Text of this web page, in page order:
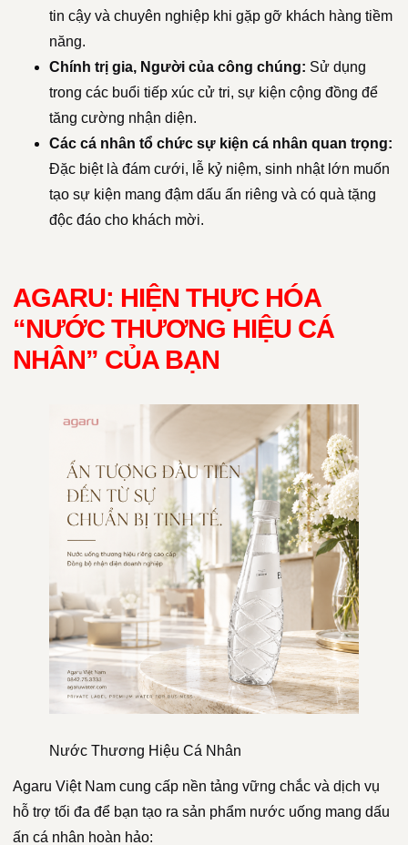
tin cậy và chuyên nghiệp khi gặp gỡ khách hàng tiềm
năng.
Chính trị gia, Người của công chúng: Sử dụng
trong các buổi tiếp xúc cử tri, sự kiện cộng đồng để
tăng cường nhận diện.
Các cá nhân tổ chức sự kiện cá nhân quan trọng:
Đặc biệt là đám cưới, lễ kỷ niệm, sinh nhật lớn muốn
tạo sự kiện mang đậm dấu ấn riêng và có quà tặng
độc đáo cho khách mời.
AGARU: HIỆN THỰC HÓA
“NƯỚC THƯƠNG HIỆU CÁ
NHÂN” CỦA BẠN
Nước Thương Hiệu Cá Nhân
Agaru Việt Nam cung cấp nền tảng vững chắc và dịch vụ
hỗ trợ tối đa để bạn tạo ra sản phẩm nước uống mang dấu
ấn cá nhân hoàn hảo: